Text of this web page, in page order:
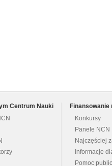
Centrum Nauki
Finansowanie
Konkursy
Panele NCN
Najczęściej
Informacje
Pomoc